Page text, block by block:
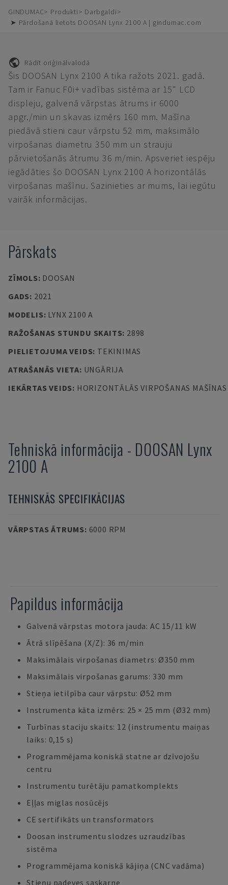
GINDUMAC Produkti
Darbgaldi
➤ Pārdošanā lietots DOOSAN Lynx 2100 A | gindumac.com
Rādīt oriģinālvalodā
Šis DOOSAN Lynx 2100 A tika ražots 2021. gadā.
Tam ir Fanuc F0i+ vadības sistēma ar 15" LCD
displeju, galvenā vārpstas ātrums ir 6000
apgr./min un skavas izmērs 160 mm. Mašīna
piedāvā stieni caur vārpstu 52 mm, maksimālo
virpošanas diametru 350 mm un strauju
pārvietošanās ātrumu 36 m/min. Apsveriet iespēju
iegādāties šo DOOSAN Lynx 2100 A horizontālās
virpošanas mašīnu. Sazinieties ar mums, lai iegūtu
vairāk informācijas.
Pārskats
ZĪMOLS: DOOSAN
GADS: 2021
MODELIS: LYNX 2100 A
RAŽOŠANAS STUNDU SKAITS: 2898
PIELIETOJUMA VEIDS: TEKINIMAS
ATRAŠANĀS VIETA: UNGĀRIJA
IEKĀRTAS VEIDS: HORIZONTĀLĀS VIRPOŠANAS MAŠĪNAS
Tehniskā informācija - DOOSAN Lynx
2100 A
TEHNISKĀS SPECIFIKĀCIJAS
VĀRPSTAS ĀTRUMS: 6000 RPM
Papildus informācija
Galvenā vārpstas motora jauda: AC 15/11 kW
Ātrā slīpēšana (X/Z): 36 m/min
Maksimālais virpošanas diametrs: Ø350 mm
Maksimālais virpošanas garums: 330 mm
Stieņa ietilpība caur vārpstu: Ø52 mm
Instrumenta kāta izmērs: 25 × 25 mm (Ø32 mm)
Turbīnas staciju skaits: 12 (instrumentu maiņas
laiks: 0,15 s)
Programmējama koniskā statne ar dzīvojošu
centru
Instrumentu turētāju pamatkomplekts
Eļļas miglas nosūcējs
CE sertifikāts un transformators
Doosan instrumentu slodzes uzraudzības
sistēma
Programmējama koniskā kājiņa (CNC vadāma)
Stieņu padeves saskarne